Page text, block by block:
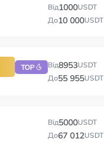
Від1000USDT
До10 000USDT
TOP
Від8953USDT
До55 955USDT
Від5000USDT
До67 012USDT